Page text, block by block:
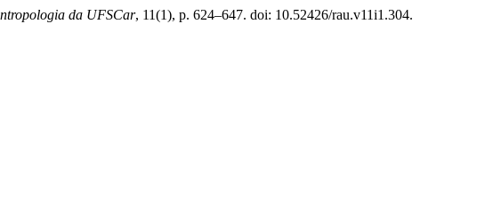
da UFSCar, 11(1), p. 624–647. doi: 10.52426/rau.v11i1.304.